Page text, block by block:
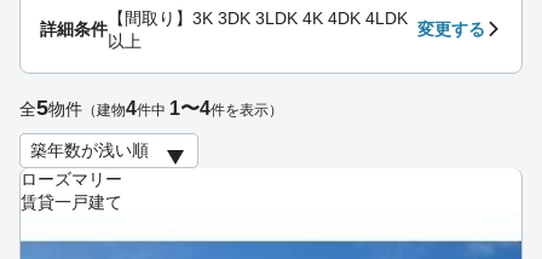
ローズマリー
賃貸一戸建て
詳細条件
【間取り】3K 3DK 3LDK 4K 4DK 4LDK
以上
変更する
全5物件 （建物4件中 1〜4件を表示）